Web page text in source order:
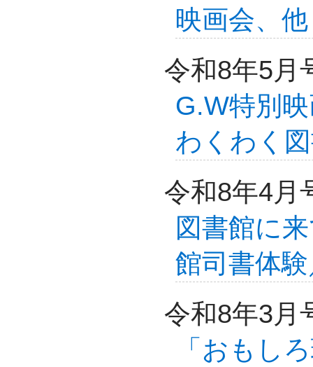
映画会、他
令和8年5月
G.W特別
わくわく
令和8年4月
図書館に
館司書体
令和8年3月
「おもし